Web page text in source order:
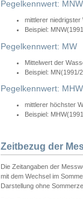
Pegelkennwert: MNW
mittlerer
Beispiel:
Pegelkennwert: MW
Mittelwert der
Beispiel: MN(1991/
Pegelkennwert: MHW
mittlerer höchster
Beispiel:
Zeitbezug der
Die Zeitangaben der
mit dem Wechsel im
Darstellung ohne